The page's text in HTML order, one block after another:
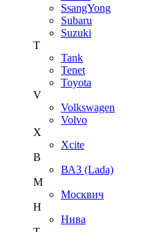
SsangYong
Subaru
Suzuki
T
Tank
Tenet
Toyota
V
Volkswagen
Volvo
X
Xcite
В
ВАЗ (Lada)
М
Москвич
Н
Нива